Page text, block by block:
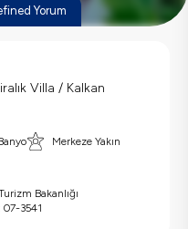
Yorum
Villa / Kalkan
Merkeze Yakın
Bakanlığı
07-3541